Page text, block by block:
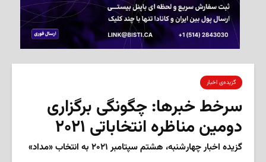
گزیده‌ی‌ اخبار
سرخط خبرها: چگونگی برگزاری
دومین مناظره انتخاباتی ۲۰۲۱
گزیده اخبار چهار‌شنبه، هشتم سپتامبر ۲۰۲۱ به انتخاب «مداد»